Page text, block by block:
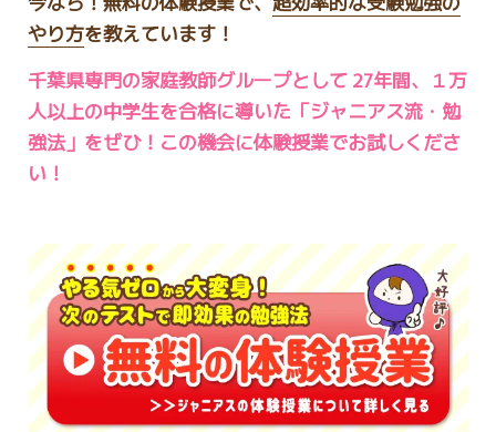
やり方を教えています！
千葉県専門の家庭教師グループとして 27年間、１万
人以上の中学生を合格に導いた「ジャニアス流・勉
強法」をぜひ！この機会に体験授業でお試しくださ
い！